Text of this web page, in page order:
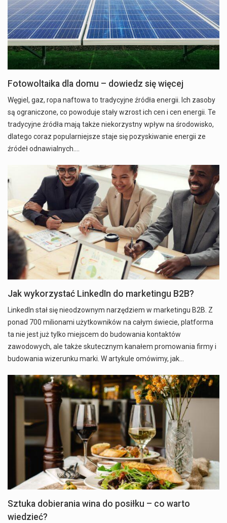
Fotowoltaika dla domu – dowiedz się więcej
Węgiel, gaz, ropa naftowa to tradycyjne źródła energii. Ich zasoby
są ograniczone, co powoduje stały wzrost ich cen i cen energii. Te
tradycyjne źródła mają także niekorzystny wpływ na środowisko,
dlatego coraz popularniejsze staje się pozyskiwanie energii ze
źródeł odnawialnych.…
Jak wykorzystać LinkedIn do marketingu B2B?
LinkedIn stał się nieodzownym narzędziem w marketingu B2B. Z
ponad 700 milionami użytkowników na całym świecie, platforma
ta nie jest już tylko miejscem do budowania kontaktów
zawodowych, ale także skutecznym kanałem promowania firmy i
budowania wizerunku marki. W artykule omówimy, jak…
Sztuka dobierania wina do posiłku – co warto
wiedzieć?